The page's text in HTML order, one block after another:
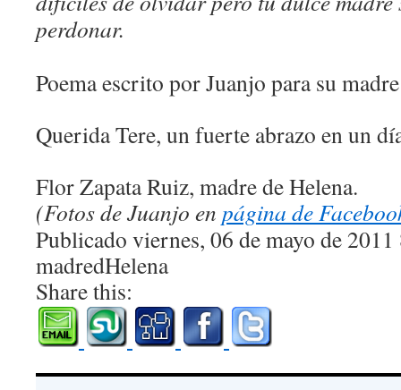
perdonar.
Poema escrito por Juanjo para su madre
Querida Tere, un fuerte abrazo en un
Flor Zapata Ruiz, madre de Helena.
(Fotos de Juanjo en página de
Publicado viernes, 06 de mayo de
madredHelena
Share this: